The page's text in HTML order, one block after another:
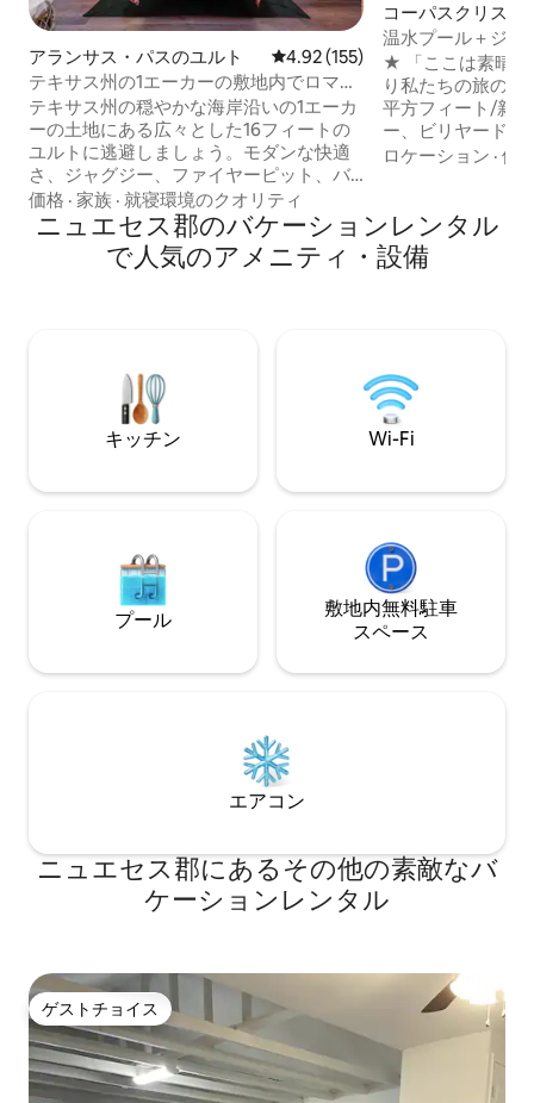
アランサス・パスのユルト レビュー155件、5つ星中4.92つ
4.92 (155)
テキサス州の1エーカーの敷地内でロマン
チックな豪華グランピングユルト体験
テキサス州の穏やかな海岸沿いの1エーカ
ーの土地にある広々とした16フィートの
ユルトに逃避しましょう。モダンな快適
さ、ジャグジー、ファイヤーピット、バ
ーベキューを備えたロマンチックなグラ
ンピングをお楽しみください。夕日、星
空観賞、リラックスしたい方に最適で
で、ポンプ付き（追加料金50ドル、24時
間前までにご連絡ください）加熱または
非加熱。ジェットなし。
価格 · 家族 · 就寝環境のクオリティ
コーパスクリステ
家
温水プール＋ジャ
室5室
★ 「ここは素晴
り私たちの旅のハイ
平方フィート/新
ー、ビリヤード台、
いプールとホッ
で囲まれた裏庭+
ックインをお願いします ☞ キ
ベッドと浴槽付
ェ、ダイニング、
ロケーション ·価
ニュエセス郡のバケーションレンタル
で人気のアメニティ・設備
キッチン Wi-Fi
プール
敷地内無料駐⁠車
ス⁠ペ⁠ー⁠ス
エアコン
ニュエセス郡にあるその他の素敵なバ
ケーションレンタル
ゲストチョイス
ゲストチョイス